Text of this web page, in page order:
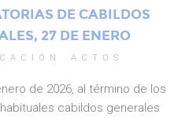
DE CABILDOS
27 DE ENERO
ACTOS
de 2026, al término de los
cabildos generales